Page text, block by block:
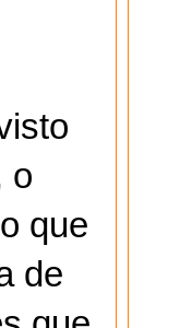
o
que
de